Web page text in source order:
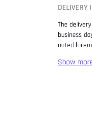
DELIVERY
The
business
noted
standard